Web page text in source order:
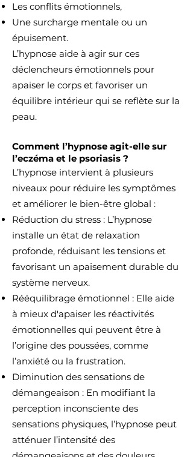
Les conflits émotionnels,
Une surcharge mentale ou un
épuisement.
L’hypnose aide à agir sur ces
déclencheurs émotionnels pour
apaiser le corps et favoriser un
équilibre intérieur qui se reflète sur la
peau.
Comment l’hypnose agit-elle sur
l’eczéma et le psoriasis ?
L’hypnose intervient à plusieurs
niveaux pour réduire les symptômes
et améliorer le bien-être global :
Réduction du stress : L’hypnose
installe un état de relaxation
profonde, réduisant les tensions et
favorisant un apaisement durable du
système nerveux.
Rééquilibrage émotionnel : Elle aide
à mieux d'apaiser les réactivités
émotionnelles qui peuvent être à
l’origine des poussées, comme
l’anxiété ou la frustration.
Diminution des sensations de
démangeaison : En modifiant la
perception inconsciente des
sensations physiques, l’hypnose peut
atténuer l’intensité des